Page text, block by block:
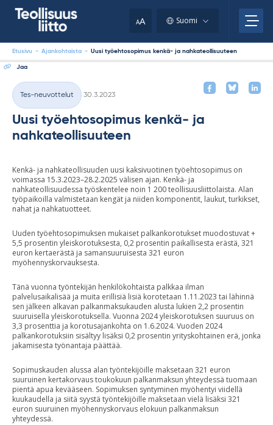
AA Suomi
Etusivu - Ajankohtaista - Uusi työehtosopimus kenkä- ja nahkateollisuuteen
Jaa
Kategoriat
Tes-neuvottelut
30.3.2023
Uusi työehtosopimus kenkä- ja
nahkateollisuuteen
Kenkä- ja nahkateollisuuden uusi kaksivuotinen työehtosopimus on
voimassa 15.3.2023–28.2.2025 välisen ajan. Kenkä- ja
nahkateollisuudessa työskentelee noin 1 200 teollisuusliittolaista. Alan
työpaikoilla valmistetaan kengät ja niiden komponentit, laukut, turkikset,
nahat ja nahkatuotteet.
Uuden työehtosopimuksen mukaiset palkankorotukset muodostuvat +
5,5 prosentin yleiskorotuksesta, 0,2 prosentin paikallisesta erästä, 321
euron kertaerästä ja samansuuruisesta 321 euron
myöhennyskorvauksesta.
Tänä vuonna työntekijän henkilökohtaista palkkaa ilman
palvelusaikalisää ja muita erillisiä lisiä korotetaan 1.11.2023 tai lähinnä
sen jälkeen alkavan palkanmaksukauden alusta lukien 2,2 prosentin
suuruisella yleiskorotuksella. Vuonna 2024 yleiskorotuksen suuruus on
3,3 prosenttia ja korotusajankohta on 1.6.2024. Vuoden 2024
palkankorotuksiin sisältyy lisäksi 0,2 prosentin yrityskohtainen erä, jonka
jakamisesta työnantaja päättää.
Sopimuskauden alussa alan työntekijöille maksetaan 321 euron
suuruinen kertakorvaus toukokuun palkanmaksun yhteydessä tuomaan
pientä apua kevääseen. Sopimuksen syntyminen myöhentyi viidellä
kuukaudella ja siitä syystä työntekijöille maksetaan vielä lisäksi 321
euron suuruinen myöhennyskorvaus elokuun palkanmaksun
yhteydessä.
clipboard.)